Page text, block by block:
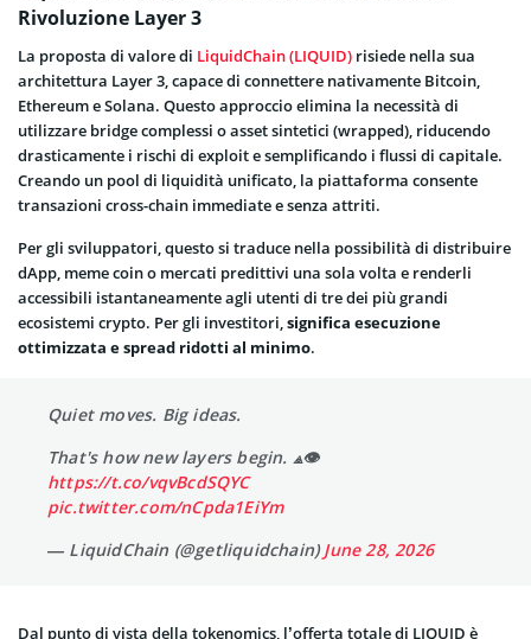
Rivoluzione Layer 3
La proposta di valore di LiquidChain (LIQUID) risiede nella sua
architettura Layer 3, capace di connettere nativamente Bitcoin,
Ethereum e Solana. Questo approccio elimina la necessità di
utilizzare bridge complessi o asset sintetici (wrapped), riducendo
drasticamente i rischi di exploit e semplificando i flussi di capitale.
Creando un pool di liquidità unificato, la piattaforma consente
transazioni cross-chain immediate e senza attriti.
Per gli sviluppatori, questo si traduce nella possibilità di distribuire
dApp, meme coin o mercati predittivi una sola volta e renderli
accessibili istantaneamente agli utenti di tre dei più grandi
ecosistemi crypto. Per gli investitori,significa esecuzione
ottimizzata e spread ridotti al minimo.
Quiet moves. Big ideas.
That's how new layers begin. ⟁👁
https://t.co/vqvBcdSQYC
pic.twitter.com/nCpda1EiYm
— LiquidChain (@getliquidchain)June 28, 2026
Dal punto di vista della tokenomics, l’offerta totale di LIQUID è